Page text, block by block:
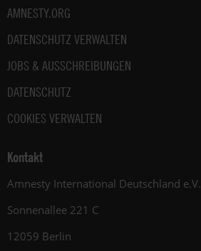
AMNESTY.ORG
DATENSCHUTZ VERWALTEN
JOBS & AUSSCHREIBUNGEN
DATENSCHUTZ
COOKIES VERWALTEN
Kontakt
Amnesty International Deutschland e.V.
Sonnenallee 221 C
12059 Berlin